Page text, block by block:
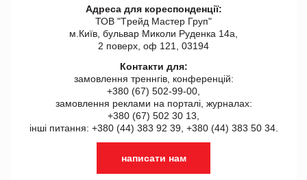
Адреса для кореспонденції:
ТОВ "Tрейд Мастер Груп"
м.Київ, бульвар Миколи Руденка 14а,
2 поверх, оф 121, 03194
Контакти для:
замовлення треннгів, конференцій:
+380 (67) 502-99-00,
замовлення реклами на порталі, журналах:
+380 (67) 502 30 13,
інші питання: +380 (44) 383 92 39, +380 (44) 383 50 34.
написати нам